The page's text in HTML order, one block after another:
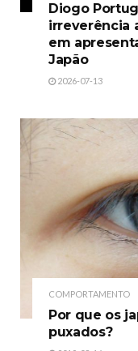
Diogo
irreverência
em
Japão
2026-07-13
COMPORTAMENTO
Por que os
puxados?